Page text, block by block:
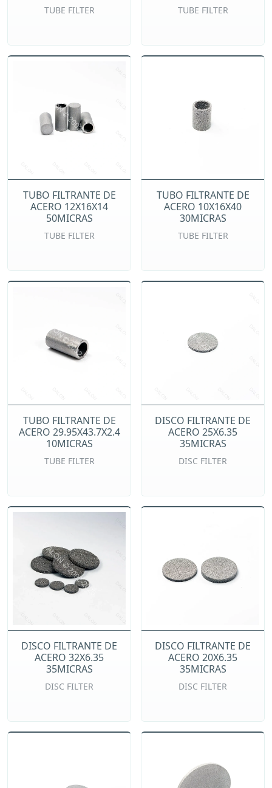
TUBE FILTER TUBE FILTER
TUBO FILTRANTE DE
ACERO 12X16X14
50MICRAS
TUBE FILTER
TUBO FILTRANTE DE
ACERO 10X16X40
30MICRAS
TUBE FILTER
TUBO FILTRANTE DE
ACERO 29.95X43.7X2.4
10MICRAS
TUBE FILTER
DISCO FILTRANTE DE
ACERO 25X6.35
35MICRAS
DISC FILTER
DISCO FILTRANTE DE
ACERO 32X6.35
35MICRAS
DISC FILTER
DISCO FILTRANTE DE
ACERO 20X6.35
35MICRAS
DISC FILTER